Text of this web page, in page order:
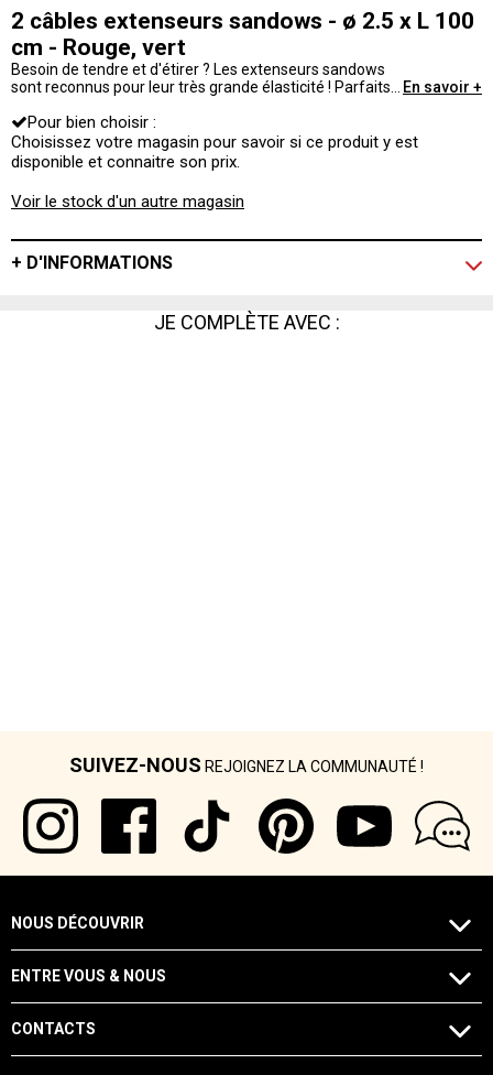
2 câbles extenseurs sandows - ø 2.5 x L 100
cm - Rouge, vert
Besoin de tendre et d'étirer ? Les extenseurs sandows
sont reconnus pour leur très grande élasticité ! Parfaits
usage ! Colis, porte, grosse charge… L'assurance
tranquillité !
En savoir +
Pour bien choisir :
Choisissez votre magasin pour savoir si ce produit y est
disponible et connaitre son prix.
Voir le stock d'un autre magasin
+ D'INFORMATIONS
JE COMPLÈTE AVEC :
SUIVEZ-NOUS REJOIGNEZ LA COMMUNAUTÉ !
NOUS DÉCOUVRIR
ENTRE VOUS & NOUS
CONTACTS